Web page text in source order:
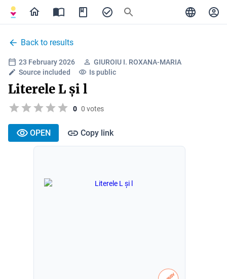
Back to results
23 February 2026
GIUROIU I. ROXANA-MARIA
Source included
Is public
Literele L și l
0 0 votes
OPEN Copy link